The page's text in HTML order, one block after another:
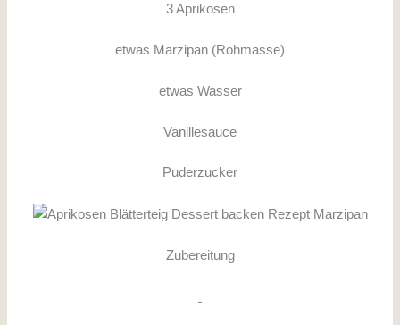
3 Aprikosen
etwas Marzipan (Rohmasse)
etwas Wasser
Vanillesauce
Puderzucker
Zubereitung